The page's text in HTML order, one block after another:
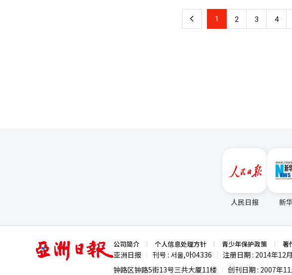
节日成为市民与艺术家共同创造的盛会，与会者们也表达
时，申桂龙市长表示：“我们正在扩大表演内容和市民
在俄罗斯最大的变化是演技。 “（马林斯基的）每位舞者都能传达各自角色的故事，这让我感到非常震惊。直到演出
结束，他们都在用身体表达情感。我深刻体会到情感的重要性，因此努
里德和罗密欧传达的感觉也截然不同。“在称呼‘你’的动作中
上 1 2 3 4
人民日报 新
亚
洲
日
公司简介 个人信息处理方针 青少年保护政策 著
亚洲日报 刊号 : 서울,아04336 注册日期 : 2014年12
钟路区钟路5街13号三共大厦11楼
创刊日期 : 2007年